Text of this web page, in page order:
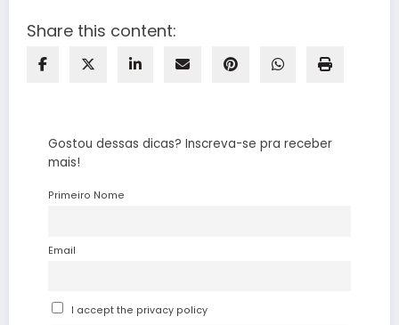
Share this content:
Gostou dessas dicas? Inscreva-se pra receber
mais!
Primeiro Nome
Email
I accept the privacy policy